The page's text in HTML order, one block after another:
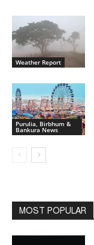
Weather Report
Purulia, Birbhum &
Bankura News
MOST POPULAR